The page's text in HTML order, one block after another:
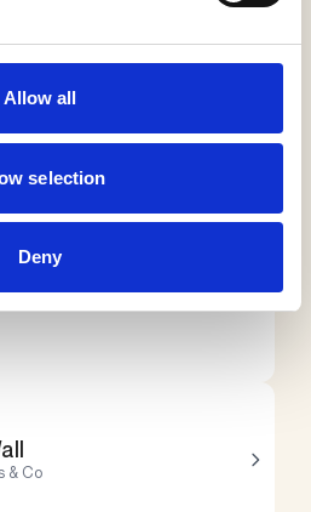
Allow all
selection
Deny
& Co